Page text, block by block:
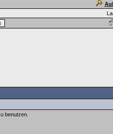
benutzen.